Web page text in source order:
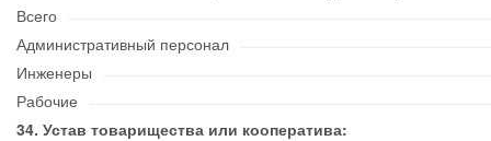
Всего
Административный персонал
Инженеры
Рабочие
Устав товарищества или кооператива: